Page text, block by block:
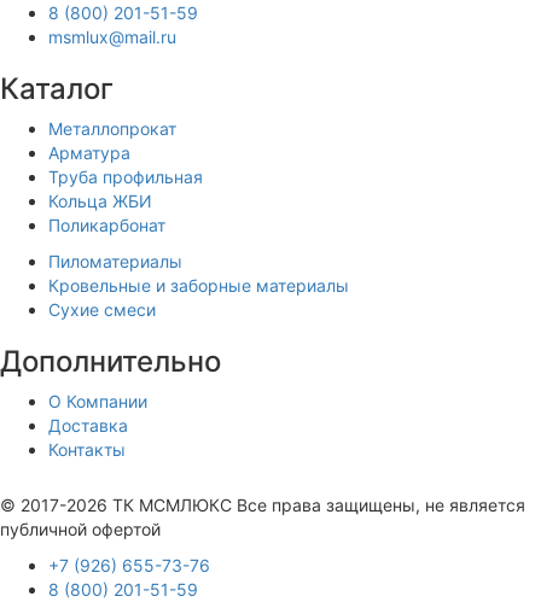
8 (800) 201-51-59
msmlux@mail.ru
Каталог
Металлопрокат
Арматура
Труба профильная
Кольца ЖБИ
Поликарбонат
Пиломатериалы
Кровельные и заборные материалы
Сухие смеси
Дополнительно
О Компании
Доставка
Контакты
© 2017-2026 ТК МСМЛЮКС Все права защищены, не является
публичной офертой
+7 (926) 655-73-76
8 (800) 201-51-59